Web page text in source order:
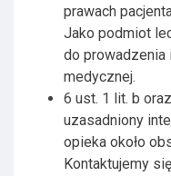
prawach
Jako podmiot
do prowadzenia
medycznej.
6 ust. 1 lit. b
uzasadniony
opieka około
Kontaktujemy